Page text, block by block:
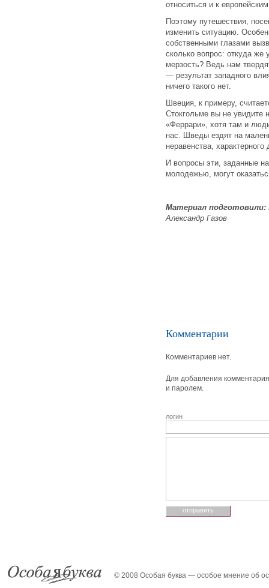
относиться и к
Поэтому путешествия,
изменить ситуацию.
собственными глазами
сколько вопрос: откуда же
мерзость? Ведь нам
— результат западного
ничего такого нет.
Швеция, к примеру,
Стокгольме вы не увидите
«Феррари», хотя там и
нас. Шведы ездят на
неравенства,
И вопросы эти, заданные
молодежью, могут
Материал подготовили:
Александр Газов
Комментарии
Комментариев нет.
Для добавления
и паролем.
логин
© 2008 Особая буква — особое мнение об